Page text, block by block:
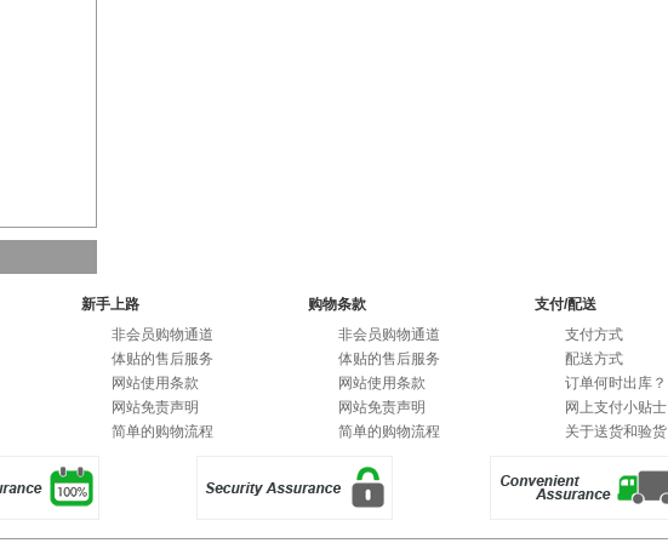
新手上路
非会员购物通道
体贴的售后服务
网站使用条款
网站免责声明
简单的购物流程
购物条款
非会员购物通道
体贴的售后服务
网站使用条款
网站免责声明
简单的购物流程
支付/配送
支付方式
配送方式
订单何时出库？
网上支付小贴士
关于送货和验货